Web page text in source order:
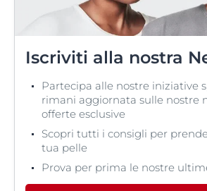
Iscriviti alla nostra
Partecipa alle nostre iniziative
rimani aggiornata sulle nostre
offerte esclusive
Scopri tutti i consigli per
tua pelle
Prova per prima le nostre